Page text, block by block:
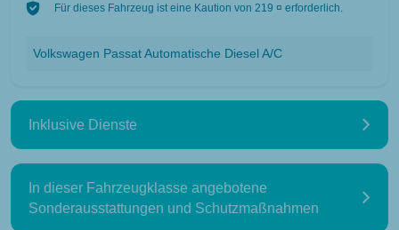
Für dieses Fahrzeug ist eine Kaution von 219 ¤ erforderlich.
Volkswagen Passat Automatische Diesel A/C
Inklusive Dienste
In dieser Fahrzeugklasse angebotene
Sonderausstattungen und Schutzmaßnahmen